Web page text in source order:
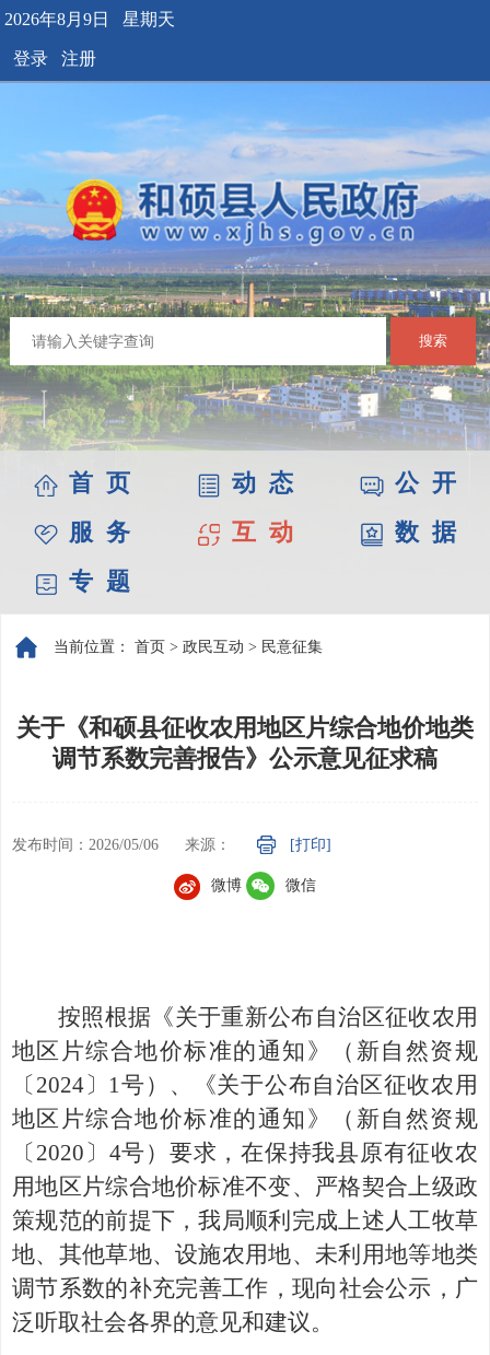
2026年8月9日 星期天
登录 注册
搜索
首 页 动 态
公 开
服 务
互 动
数 据
专 题
当前位置： 首页 > 政民互动 > 民意征集
关于《和硕县征收农用地区片综合地价地类
调节系数完善报告》公示意见征求稿
发布时间：2026/05/06 来源： [打印]
微博 微信
按照根据《关于重新公布自治区征收农用
地区片综合地价标准的通知》（新自然资规
〔 2024〕1号）、《关于公布自治区征收农用
地区片综合地价标准的通知》（新自然资规
〔2020〕4号） 要求， 在保持我县原有征收农
用地区片综合地价标准不变、严格契合上级政
策规范的前提下，我局顺利完成上述人工牧草
地、其他草地、设施农用地、未利用地等地类
调节系数的补充完善工作，现向社会公示， 广
泛听取社会各界的意见和建议。